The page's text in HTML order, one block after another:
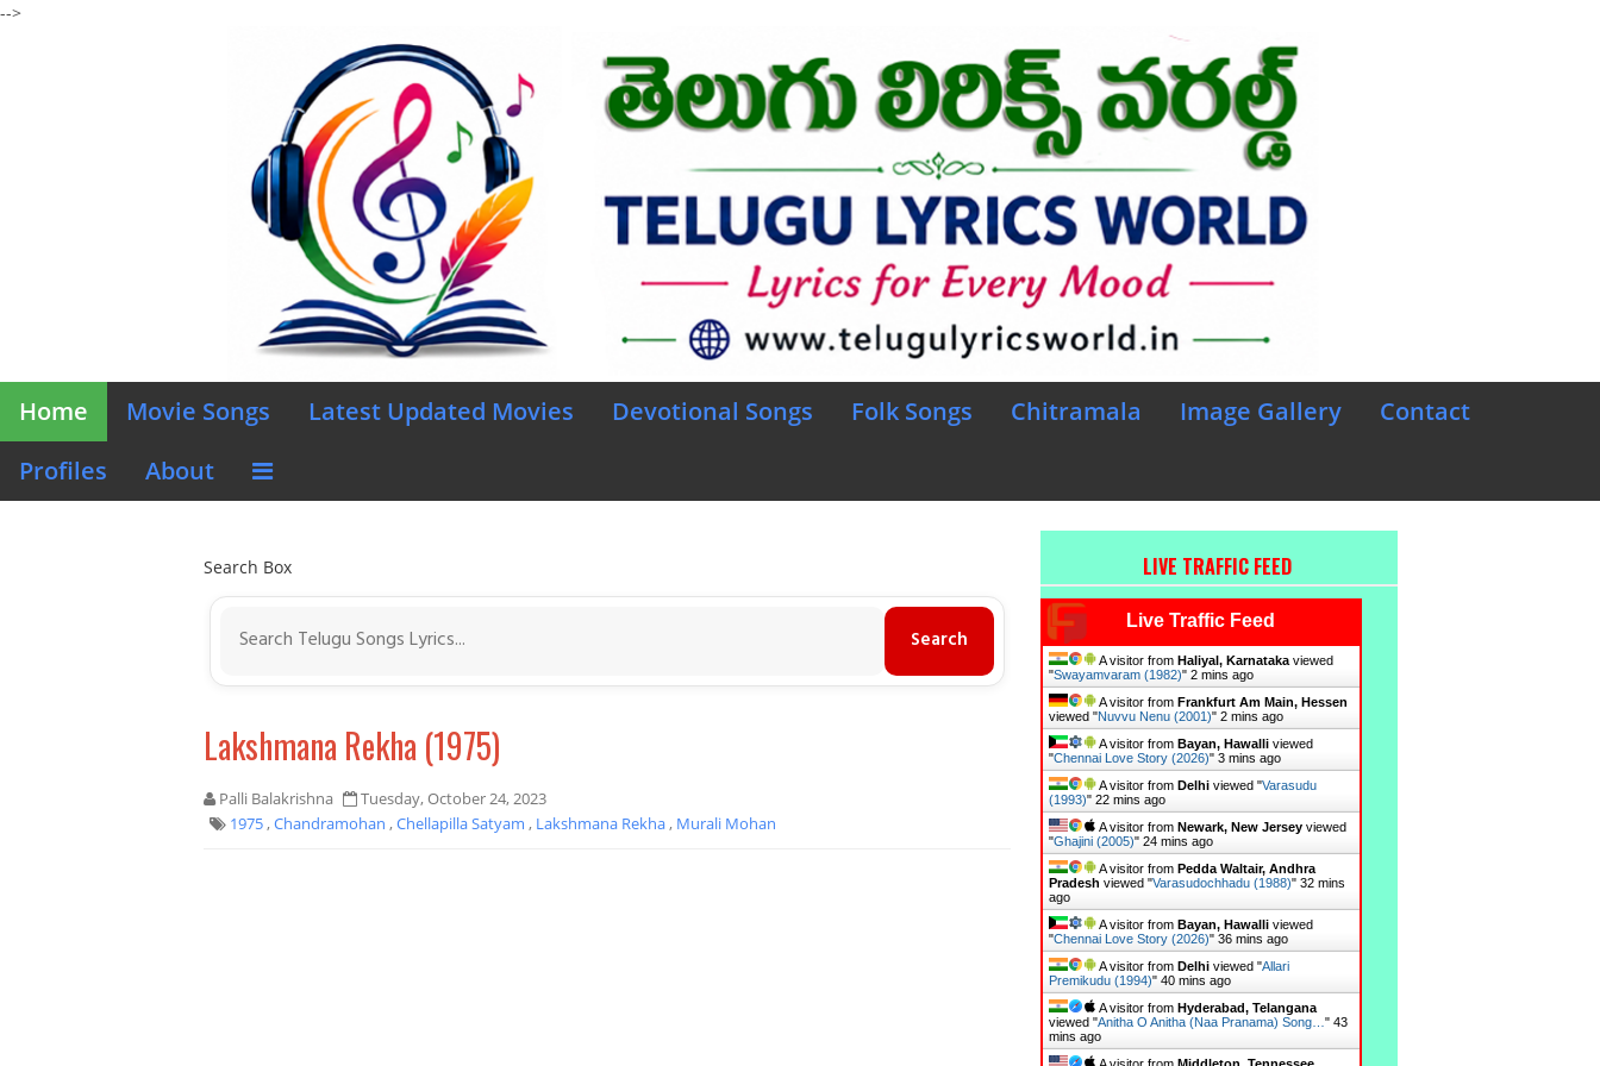
-->
Home Movie Songs Latest Updated Movies Devotional Songs Folk Songs Chitramala Image Gallery
Contact
Profiles
About
Search Box
Lakshmana Rekha (1975)
Palli Balakrishna
Tuesday, October 24, 2023
1975,Chandramohan ,Chellapilla Satyam , Lakshmana Rekha, Murali Mohan
LIVE TRAFFIC FEED
Live Traffic Feed
A visitor from Haliyal, Karnatakaviewed
"Swayamvaram (1982)" 2 mins ago
A visitor from Frankfurt Am Main, Hessen
viewed "Nuvvu Nenu (2001)" 2 mins ago
A visitor from Bayan, Hawalliviewed
"Chennai Love Story (2026)" 3 mins ago
A visitor from Delhiviewed "Varasudu
(1993)" 22 mins ago
A visitor from Newark, New Jerseyviewed
"Ghajini (2005)" 24 mins ago
A visitor from Pedda Waltair, Andhra
Pradesh viewed "Varasudochhadu (1988)" 32 mins
ago
A visitor from Bayan, Hawalliviewed
"Chennai Love Story (2026)" 36 mins ago
A visitor from Delhiviewed "Allari
Premikudu (1994)" 40 mins ago
A visitor from Hyderabad, Telangana
viewed "Anitha O Anitha (Naa Pranama) Song… " 43
mins ago